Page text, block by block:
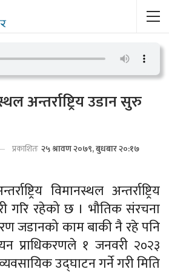
अन्तर्राष्ट्रिय उडान सुरु
प्रकाशितः २५ श्रावण २०७९, बुधबार २०:१७
विमानस्थल अन्तर्राष्ट्रिय
गरि रहेको छ । भौतिक संरचना
जडानको काम बाकी नै रहे पनि
प्राधिकरणले १ जनवरी २०२३
उद्घाटन गर्ने गरी मिति